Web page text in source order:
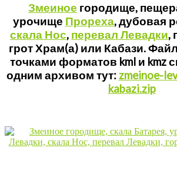
Змеиное городище,
урочище Прореха, дубовая
скала Нос, перевал Левадки,
грот Храм(а) или Кабази.
точками форматов kml и kmz
одним архивом тут:zmeinoe-
kabazi.zip